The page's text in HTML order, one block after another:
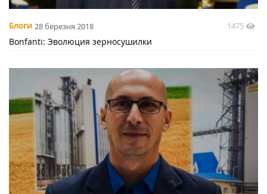
Блоги 28 березня 2018 1475
Bonfanti: Эволюция зерносушилки